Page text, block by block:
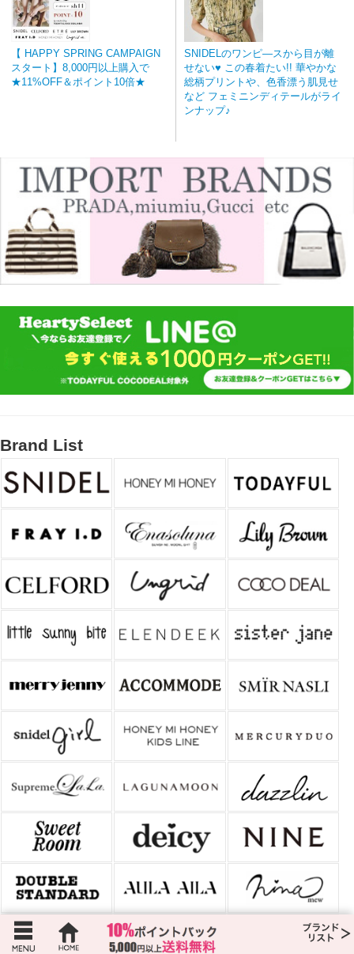
【 HAPPY SPRING CAMPAIGN
スタート】8,000円以上購入で
★11%OFF＆ポイント10倍★
SNIDELのワンピ―スから目が離
せない♥ この春着たい!! 華やかな
総柄プリントや、色香漂う肌見せ
など フェミニンディテールがライ
ンナップ♪
Brand List